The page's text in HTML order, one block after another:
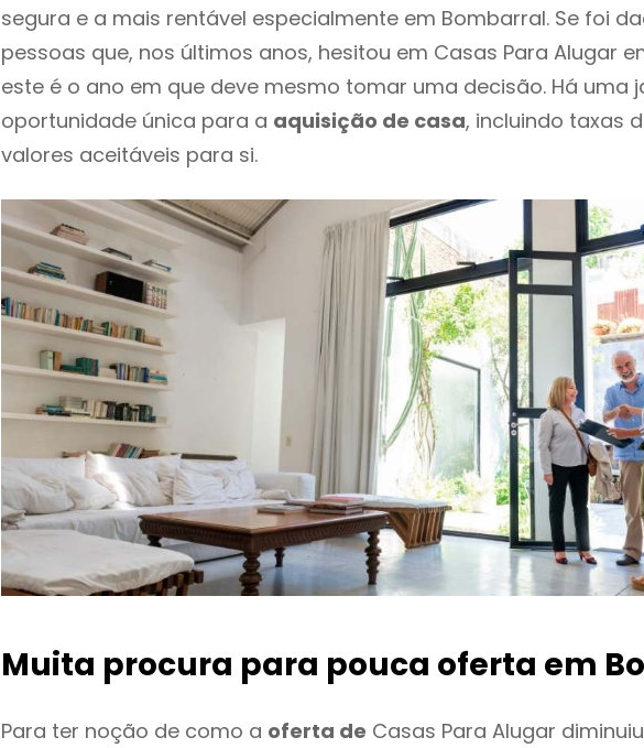
segura e a mais rentável especialmente em Bombarral. Se foi
pessoas que, nos últimos anos, hesitou em Casas Para Alugar
este é o ano em que deve mesmo tomar uma decisão. Há uma
oportunidade única para a aquisição de casa, incluindo taxas
valores aceitáveis para si.
Muita procura para pouca oferta em
Para ter noção de como a oferta de Casas Para Alugar